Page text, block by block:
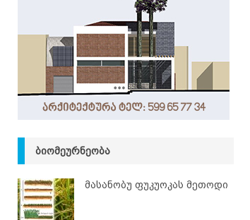
ᲑᲘᲝᲛᲔᲣᲠᲜᲔᲝᲑᲐ
მასანობუ ფუკუოკას მეთოდი